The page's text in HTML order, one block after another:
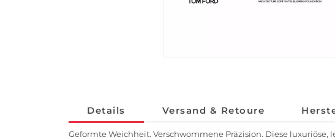
Details Versand & Retoure
Geformte Weichheit. Verschwommene Präzision. Diese